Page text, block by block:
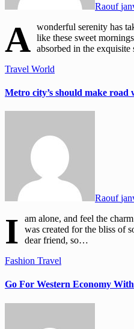
Raouf
A wonderful serenity has
like these sweet
absorbed in the
Travel World
Metro city’s should make
Raouf
I
am alone, and feel the
was created for the bliss of
dear friend, so…
Fashion Travel
Go For Western Economy